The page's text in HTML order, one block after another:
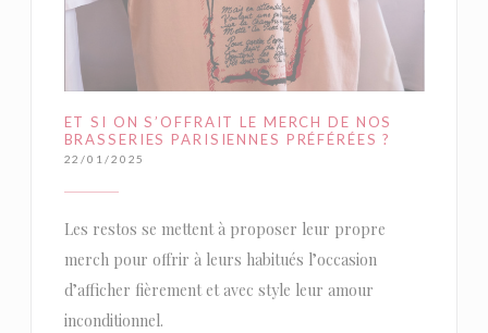
ET SI ON S’OFFRAIT LE MERCH DE NOS
BRASSERIES PARISIENNES PRÉFÉRÉES ?
22/01/2025
Les restos se mettent à proposer leur propre
merch pour offrir à leurs habitués l’occasion
d’afficher fièrement et avec style leur amour
inconditionnel.